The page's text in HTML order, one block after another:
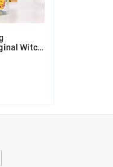
Witch
Quyết